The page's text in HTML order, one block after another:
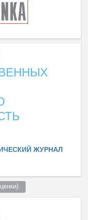
ЖУРНАЛ